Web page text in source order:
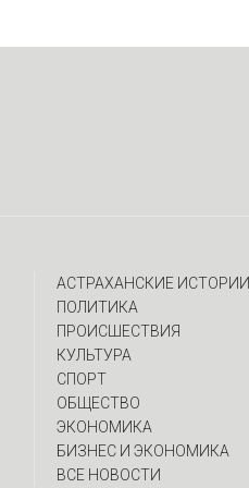
АСТРАХАНСКИЕ ИСТОРИИ
ПОЛИТИКА
ПРОИСШЕСТВИЯ
КУЛЬТУРА
СПОРТ
ОБЩЕСТВО
ЭКОНОМИКА
БИЗНЕС И ЭКОНОМИКА
ВСЕ НОВОСТИ